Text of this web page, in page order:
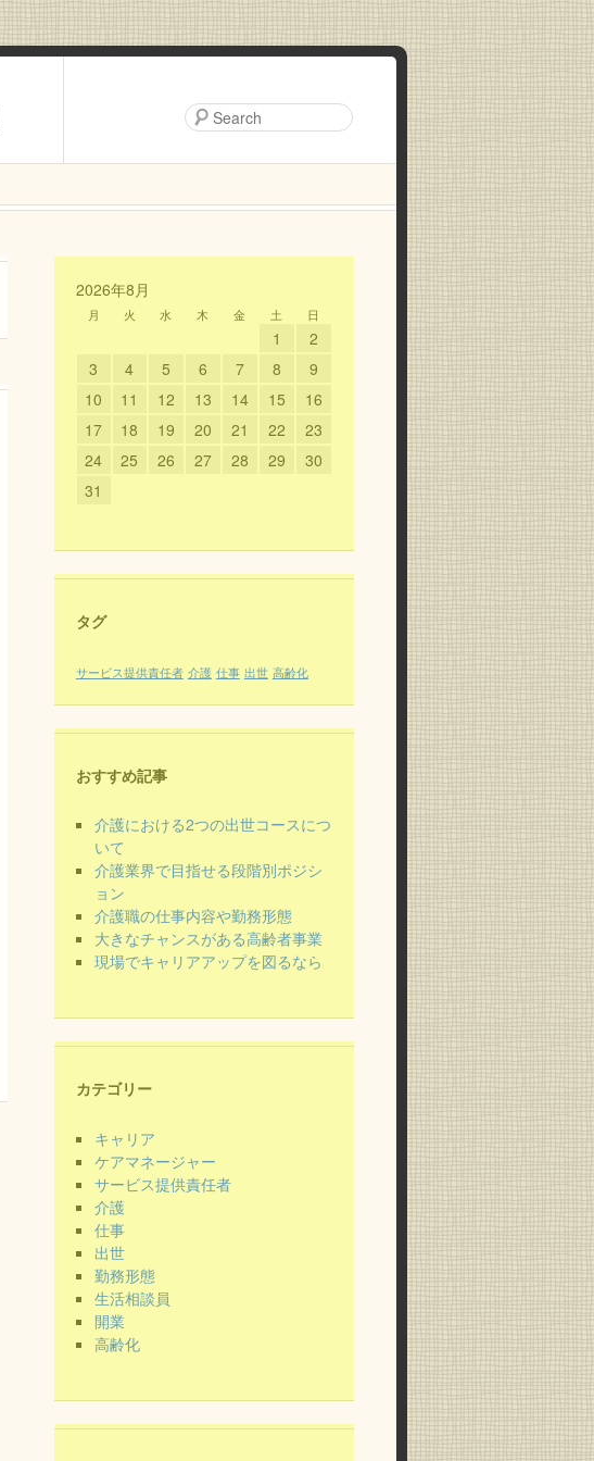
2026年8月
月 火 水 木 金 土 日
1
2
3
4 5 6 7 8
9
10
11 12 13 14 15
16
17
18 19 20 21 22
23
24
25 26 27 28 29
30
31
タグ
サービス提供責任者 介護 仕事 出世 高齢化
おすすめ記事
介護における2つの出世コースにつ
いて
介護業界で目指せる段階別ポジシ
ョン
介護職の仕事内容や勤務形態
大きなチャンスがある高齢者事業
現場でキャリアアップを図るなら
カテゴリー
キャリア
ケアマネージャー
サービス提供責任者
介護
仕事
出世
勤務形態
生活相談員
開業
高齢化